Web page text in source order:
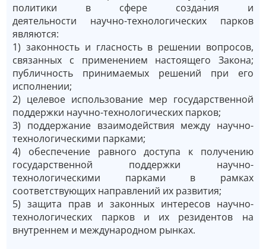
политики в сфере создания и
деятельности научно-технологических парков
являются:
1) законность и гласность в решении вопросов,
связанных с применением настоящего Закона;
публичность принимаемых решений при его
исполнении;
2) целевое использование мер государственной
поддержки научно-технологических парков;
3) поддержание взаимодействия между научно-
технологическими парками;
4) обеспечение равного доступа к получению
государственной поддержки научно-
технологическими парками в рамках
соответствующих направлений их развития;
5) защита прав и законных интересов научно-
технологических парков и их резидентов на
внутреннем и международном рынках.